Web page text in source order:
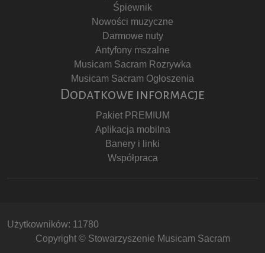
Śpiewnik
Nowości muzyczne
Darmowe nuty
Antyfony mszalne
Musicam Sacram Rozrywka
Musicam Sacram Ogłoszenia
Dodatkowe informacje
Pakiet PREMIUM
Aplikacja mobilna
Banery i linki
Współpraca
Użytkowników: 11780
Copyright © Stowarzyszenie Musicam Sacram